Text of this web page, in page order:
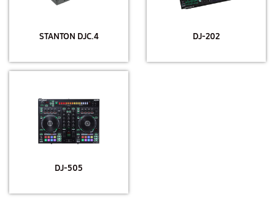
STANTON DJC.4 DJ-202
DJ-505